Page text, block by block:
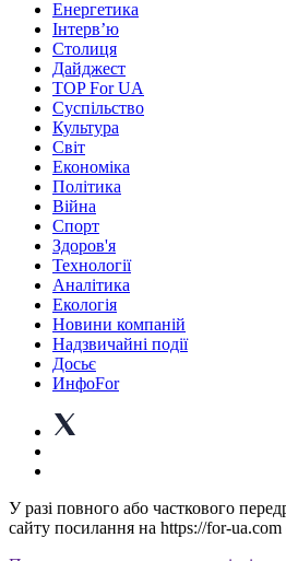
Енергетика
Інтерв’ю
Столиця
Дайджест
TOP For UA
Суспiльство
Культура
Світ
Економіка
Політика
Війна
Спорт
Здоров'я
Технології
Аналітика
Екологія
Новини компаній
Надзвичайні події
Досьє
ИнфоFor
У разі повного або часткового
сайту посилання на https://for-